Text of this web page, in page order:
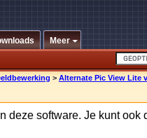
Meer
> Alternate Pic View Lite
deze software. Je kunt ook